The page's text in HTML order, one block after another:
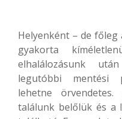
Helyenként – de
gyakorta
elhalálozásunk
legutóbbi mentési
lehetne
találunk belőlük és a